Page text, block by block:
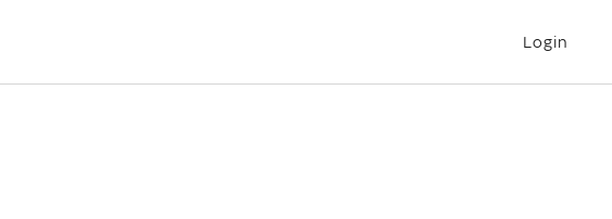
Login